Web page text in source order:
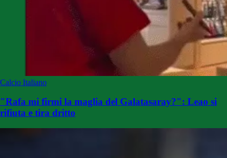
Calcio Italiano
"Rafa mi firmi la maglia del Galatasaray?": Leao si
rifiuta e tira dritto